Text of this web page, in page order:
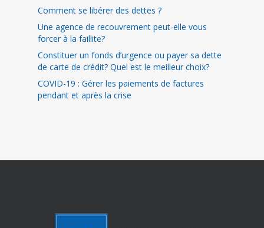
Comment se libérer des dettes ?
Une agence de recouvrement peut-elle vous
forcer à la faillite?
Constituer un fonds d’urgence ou payer sa dette
de carte de crédit? Quel est le meilleur choix?
COVID-19 : Gérer les paiements de factures
pendant et après la crise